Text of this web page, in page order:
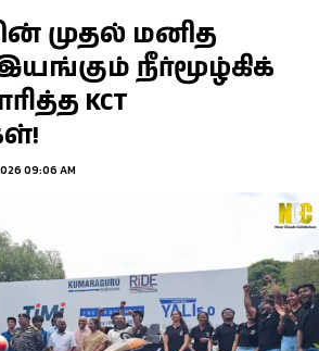
முதல் மனித
நீர்மூழ்கிக்
KCT
09:06 AM